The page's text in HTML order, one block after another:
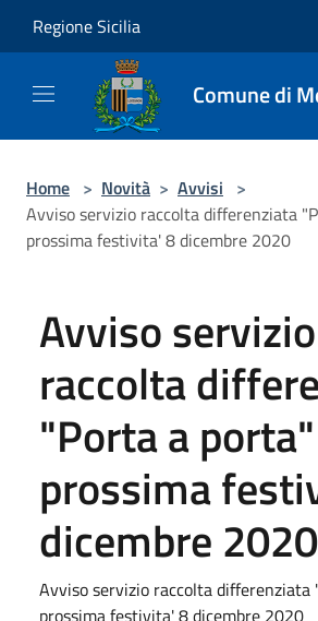
Regione Sicilia
Comune di
Home > Novità > Avvisi >
Avviso servizio raccolta differenziata
prossima festivita' 8 dicembre 2020
Avviso servizio
raccolta
"Porta a porta"
prossima
dicembre 2020
Avviso servizio raccolta differenziata
prossima festivita' 8 dicembre 2020